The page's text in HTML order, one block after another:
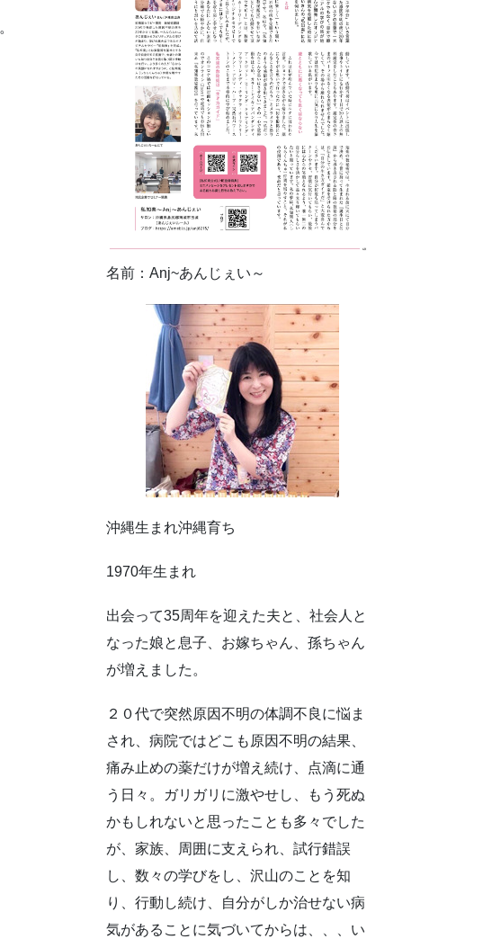
名前：Anj~あんじぇい～
沖縄生まれ沖縄育ち
1970年生まれ
出会って35周年を迎えた夫と、社会人と
なった娘と息子、お嫁ちゃん、孫ちゃん
が増えました。
２０代で突然原因不明の体調不良に悩ま
され、病院ではどこも原因不明の結果、
痛み止めの薬だけが増え続け、点滴に通
う日々。ガリガリに激やせし、もう死ぬ
かもしれないと思ったことも多々でした
が、家族、周囲に支えられ、試行錯誤
し、数々の学びをし、沢山のことを知
り、行動し続け、自分がしか治せない病
気があることに気づいてからは、、、い